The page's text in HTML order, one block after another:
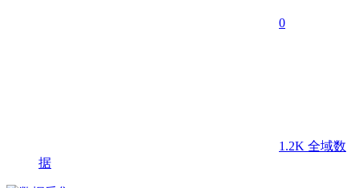
0
1.2K 全域数
据